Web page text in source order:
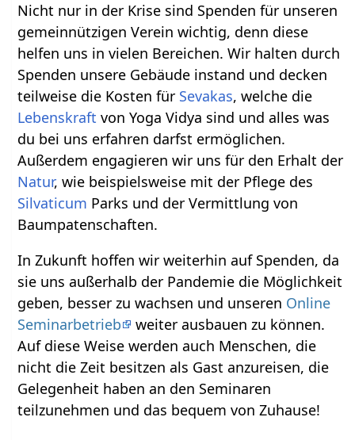
Nicht nur in der Krise sind Spenden für unseren
gemeinnützigen Verein wichtig, denn diese
helfen uns in vielen Bereichen. Wir halten durch
Spenden unsere Gebäude instand und decken
teilweise die Kosten für Sevakas, welche die
Lebenskraft von Yoga Vidya sind und alles was
du bei uns erfahren darfst ermöglichen.
Außerdem engagieren wir uns für den Erhalt der
Natur, wie beispielsweise mit der Pflege des
Silvaticum Parks und der Vermittlung von
Baumpatenschaften.
In Zukunft hoffen wir weiterhin auf Spenden, da
sie uns außerhalb der Pandemie die Möglichkeit
geben, besser zu wachsen und unseren Online
Seminarbetrieb
weiter ausbauen zu können.
Auf diese Weise werden auch Menschen, die
nicht die Zeit besitzen als Gast anzureisen, die
Gelegenheit haben an den Seminaren
teilzunehmen und das bequem von Zuhause!